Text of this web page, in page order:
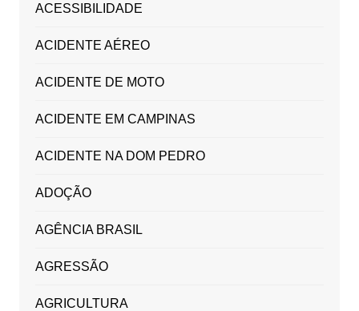
ACESSIBILIDADE
ACIDENTE AÉREO
ACIDENTE DE MOTO
ACIDENTE EM CAMPINAS
ACIDENTE NA DOM PEDRO
ADOÇÃO
AGÊNCIA BRASIL
AGRESSÃO
AGRICULTURA